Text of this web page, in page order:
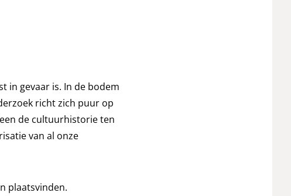
in gevaar is. In de bodem
richt zich puur op
de cultuurhistorie ten
van al onze
plaatsvinden.